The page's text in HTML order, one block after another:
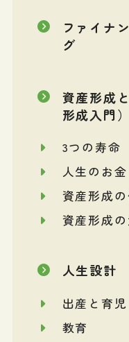
ファイナ
グ
資産形成
形成入門）
3つの寿命
人生のお金
資産形成
資産形成
人生設計
出産と育児
教育